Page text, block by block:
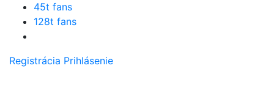
45t fans
128t fans
Registrácia Prihlásenie